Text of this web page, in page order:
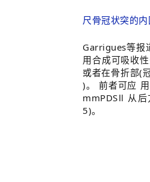
尺骨冠状突的
Garrigues等报
用合成可吸收
或者在骨折部(
)。 前者可应
mmPDSⅡ 从
5)。